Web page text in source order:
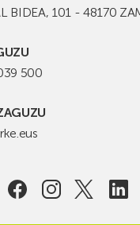
BIDEA, 101 - 48170
500